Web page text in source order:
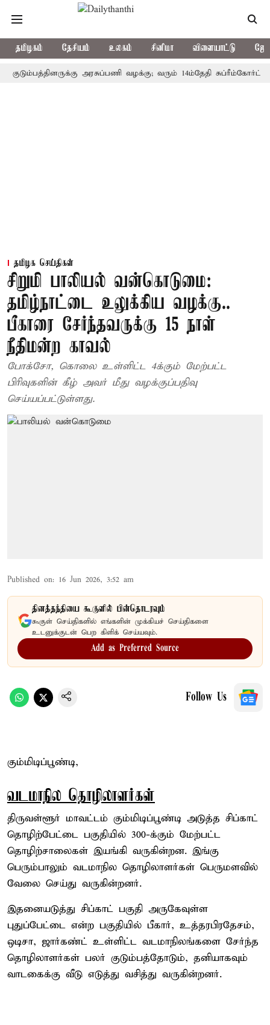
தமிழகம் தேசியம் உலகம் சினிமா விளையாட்டு
அரசுப்பணி வழக்கு; வரும் 14ம்தேதி சுப்ரீம்கோர்ட்டில்
தமிழக செய்திகள்
சிறுமி பாலியல் வன்கொடுமை:
தமிழ்நாட்டை உலுக்கிய வழக்கு..
பீகாரை சேர்ந்தவருக்கு 15 நாள்
நீதிமன்ற காவல்
போக்சோ, கொலை உள்ளிட்ட 4க்கும் மேற்பட்ட
பிரிவுகளின் கீழ் அவர் மீது வழக்குப்பதிவு
செய்யப்பட்டுள்ளது.
Published on: 16 Jun 2026, 3:52 am
தினத்தந்தியை கூகுளில் பின்தொடரவும்
கூகுள் செய்திகளில் எங்களின் முக்கியச் செய்திகளை
உடனுக்குடன் பெற கிளிக் செய்யவும்.
Add as Preferred Source
Follow Us
கும்மிடிப்பூண்டி,
வடமாநில தொழிலாளர்கள்
திருவள்ளூர் மாவட்டம் கும்மிடிப்பூண்டி அடுத்த சிப்காட்
தொழிற்பேட்டை பகுதியில் 300-க்கும் மேற்பட்ட
தொழிற்சாலைகள் இயங்கி வருகின்றன. இங்கு
பெரும்பாலும் வடமாநில தொழிலாளர்கள் பெருமளவில்
வேலை செய்து வருகின்றனர்.
இதனையடுத்து சிப்காட் பகுதி அருகேவுள்ள
புதுப்பேட்டை என்ற பகுதியில் பீகார், உத்தரபிரதேசம்,
ஒடிசா, ஜார்கண்ட் உள்ளிட்ட வடமாநிலங்களை சேர்ந்த
தொழிலாளர்கள் பலர் குடும்பத்தோடும், தனியாகவும்
வாடகைக்கு வீடு எடுத்து வசித்து வருகின்றனர்.